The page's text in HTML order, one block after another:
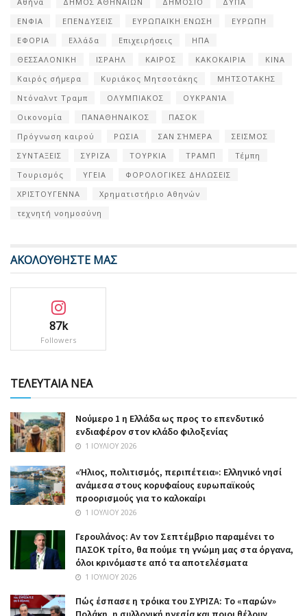
ΕΝΦΙΑ
ΕΠΕΝΔΥΣΕΙΣ ΕΥΡΩΠΑΪΚΗ ΕΝΩΣΗ
ΕΥΡΩΠΗ
ΕΦΟΡΙΑ
Ελλάδα Επιχειρήσεις
ΗΠΑ
ΘΕΣΣΑΛΟΝΙΚΗ
ΙΣΡΑΗΛ ΚΑΙΡΟΣ ΚΑΚΟΚΑΙΡΙΑ
ΚΙΝΑ
Καιρός σήμερα
Κυριάκος Μητσοτάκης
ΜΗΤΣΟΤΑΚΗΣ
Ντόναλντ Τραμπ
ΟΛΥΜΠΙΑΚΟΣ
ΟΥΚΡΑΝΊΑ
Οικονομία
ΠΑΝΑΘΗΝΑΙΚΟΣ
ΠΑΣΟΚ
Πρόγνωση καιρού
ΡΩΣΙΑ ΣΑΝ ΣΉΜΕΡΑ
ΣΕΙΣΜΟΣ
ΣΥΝΤΑΞΕΙΣ
ΣΥΡΙΖΑ ΤΟΥΡΚΙΑ ΤΡΑΜΠ
Τέμπη
Τουρισμός
ΥΓΕΙΑ
ΦΟΡΟΛΟΓΙΚΕΣ ΔΗΛΩΣΕΙΣ
ΧΡΙΣΤΟΥΓΕΝΝΑ
Χρηματιστήριο Αθηνών
τεχνητή νοημοσύνη
ΑΚΟΛΟΥΘΗΣΤΕ ΜΑΣ
87k
Followers
ΤΕΛΕΥΤΑΙΑ ΝΕΑ
Nούμερο 1 η Ελλάδα ως προς το επενδυτικό
ενδιαφέρον στον κλάδο φιλοξενίας
1 ΙΟΥΛΊΟΥ 2026
«Ήλιος, πολιτισμός, περιπέτεια»: Ελληνικό νησί
ανάμεσα στους κορυφαίους ευρωπαϊκούς
προορισμούς για το καλοκαίρι
1 ΙΟΥΛΊΟΥ 2026
Γερουλάνος: Αν τον Σεπτέμβριο παραμένει το
ΠΑΣΟΚ τρίτο, θα πούμε τη γνώμη μας στα όργανα,
όλοι κρινόμαστε από τα αποτελέσματα
1 ΙΟΥΛΊΟΥ 2026
Πώς έσπασε η τρόικα του ΣΥΡΙΖΑ: Το «παρών»